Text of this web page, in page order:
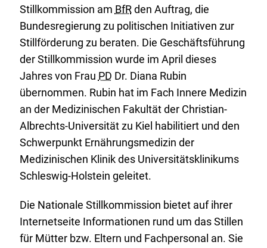
Stillkommission am BfRden Auftrag, die
Bundesregierung zu politischen Initiativen zur
Stillförderung zu beraten. Die Geschäftsführung
der Stillkommission wurde im April dieses
Jahres von Frau PD Dr. Diana Rubin
übernommen. Rubin hat im Fach Innere Medizin
an der Medizinischen Fakultät der Christian-
Albrechts-Universität zu Kiel habilitiert und den
Schwerpunkt Ernährungsmedizin der
Medizinischen Klinik des Universitätsklinikums
Schleswig-Holstein geleitet.
Die Nationale Stillkommission bietet auf ihrer
Internetseite Informationen rund um das Stillen
für Mütter bzw. Eltern und Fachpersonal an. Sie